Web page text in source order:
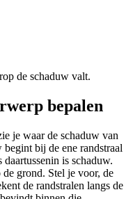
de schaduw valt.
bepalen
je waar de schaduw van
bij de ene randstraal
is schaduw.
grond. Stel je voor, de
de randstralen langs de